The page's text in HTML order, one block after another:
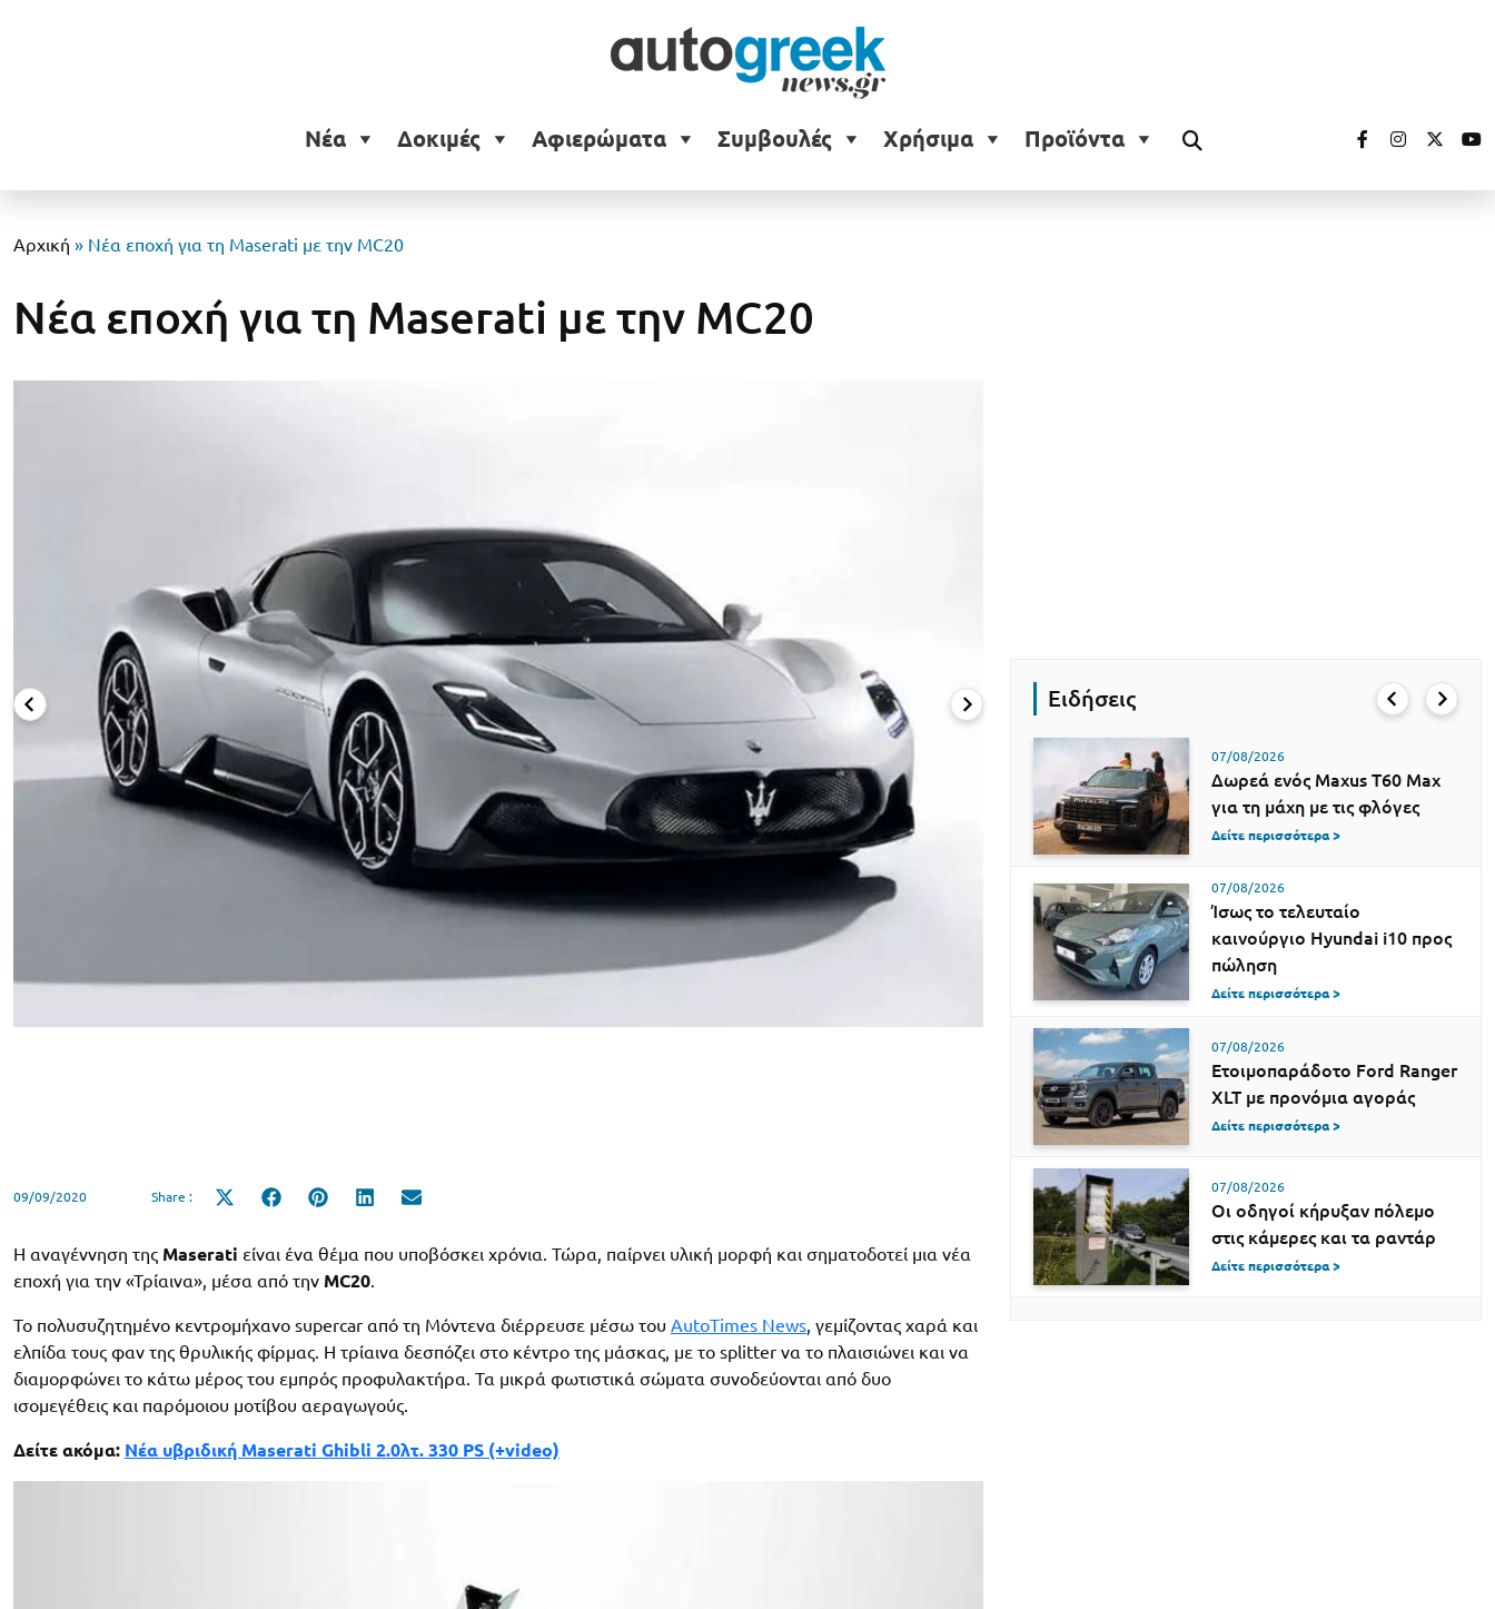
Νέα Δοκιμές Αφιερώματα Συμβουλές Χρήσιμα Προϊόντα
Αρχική » Νέα εποχή για τη Maserati με την MC20
Νέα εποχή για τη Maserati με την MC20
09/09/2020 Share :
Share
Share
Share
Share
Η αναγέννηση της Maserati είναι ένα θέμα που υποβόσκει χρόνια. Τώρα, παίρνει υλική μορφή και σηματοδοτεί μια νέα
εποχή για την «Τρίαινα», μέσα από την MC20.
Το πολυσυζητημένο κεντρομήχανο supercar από τη Μόντενα διέρρευσε μέσω του AutoTimes News, γεμίζοντας χαρά και
ελπίδα τους φαν της θρυλικής φίρμας. Η τρίαινα δεσπόζει στο κέντρο της μάσκας, με το splitter να το πλαισιώνει και να
διαμορφώνει το κάτω μέρος του εμπρός προφυλακτήρα. Τα μικρά φωτιστικά σώματα συνοδεύονται από δυο
ισομεγέθεις και παρόμοιου μοτίβου αεραγωγούς.
Δείτε ακόμα: Νέα υβριδική Maserati Ghibli 2.0λτ. 330 PS (+video)
Ειδήσεις
07/08/2026
Δωρεά ενός Maxus T60 Max
για τη μάχη με τις φλόγες
Δείτε περισσότερα >
07/08/2026
Ίσως το τελευταίο
καινούργιο Hyundai i10 προς
πώληση
Δείτε περισσότερα >
07/08/2026
Ετοιμοπαράδοτο Ford Ranger
XLT με προνόμια αγοράς
Δείτε περισσότερα >
07/08/2026
Οι οδηγοί κήρυξαν πόλεμο
στις κάμερες και τα ραντάρ
Δείτε περισσότερα >